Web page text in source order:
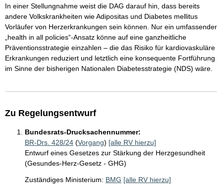
In einer Stellungnahme weist die DAG darauf hin, dass bereits
andere Volkskrankheiten wie Adipositas und Diabetes mellitus
Vorläufer von Herzerkrankungen sein können. Nur ein umfassender
„health in all policies“-Ansatz könne auf eine ganzheitliche
Präventionsstrategie einzahlen – die das Risiko für kardiovaskuläre
Erkrankungen reduziert und letztlich eine konsequente Fortführung
im Sinne der bisherigen Nationalen Diabetesstrategie (NDS) wäre.
Zu Regelungsentwurf
Bundesrats-Drucksachennummer:
BR-Drs. 428/24 (Vorgang) [alle RV hierzu]
Entwurf eines Gesetzes zur Stärkung der Herzgesundheit
(Gesundes-Herz-Gesetz - GHG)
Zuständiges Ministerium: BMG [alle RV hierzu]